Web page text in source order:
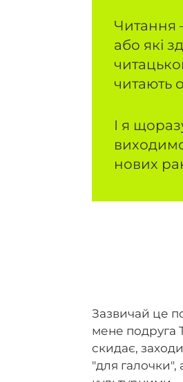
Читання
або які
читають
І я
нових
Зазвичай це
мене подруга
скидає,
"для галочки",